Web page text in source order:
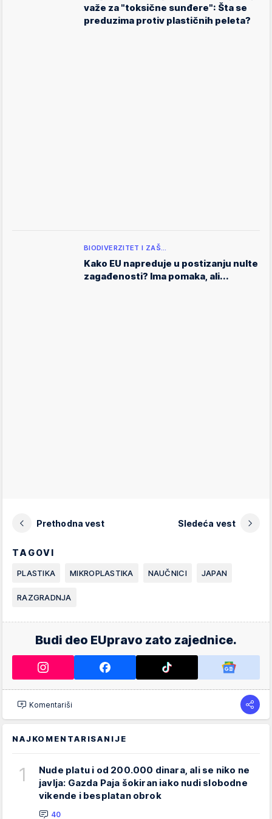
važe za "toksične sunđere": Šta se
preduzima protiv plastičnih peleta?
BIODIVERZITET I ZAŠ…
Kako EU napreduje u postizanju nulte
zagađenosti? Ima pomaka, ali...
Prethodna vest Sledeća vest
TAGOVI
PLASTIKA MIKROPLASTIKA NAUČNICI JAPAN
RAZGRADNJA
Budi deo EUpravo zato zajednice.
Komentariši
NAJKOMENTARISANIJE
1
Nude platu i od 200.000 dinara, ali se niko ne
javlja: Gazda Paja šokiran iako nudi slobodne
vikende i besplatan obrok
40